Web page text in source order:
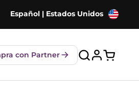
Envío gratuito
Español | Estados Unidos
con Partner
Abrir